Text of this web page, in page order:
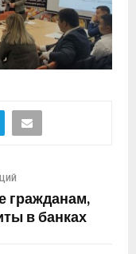
гражданам,
в банках